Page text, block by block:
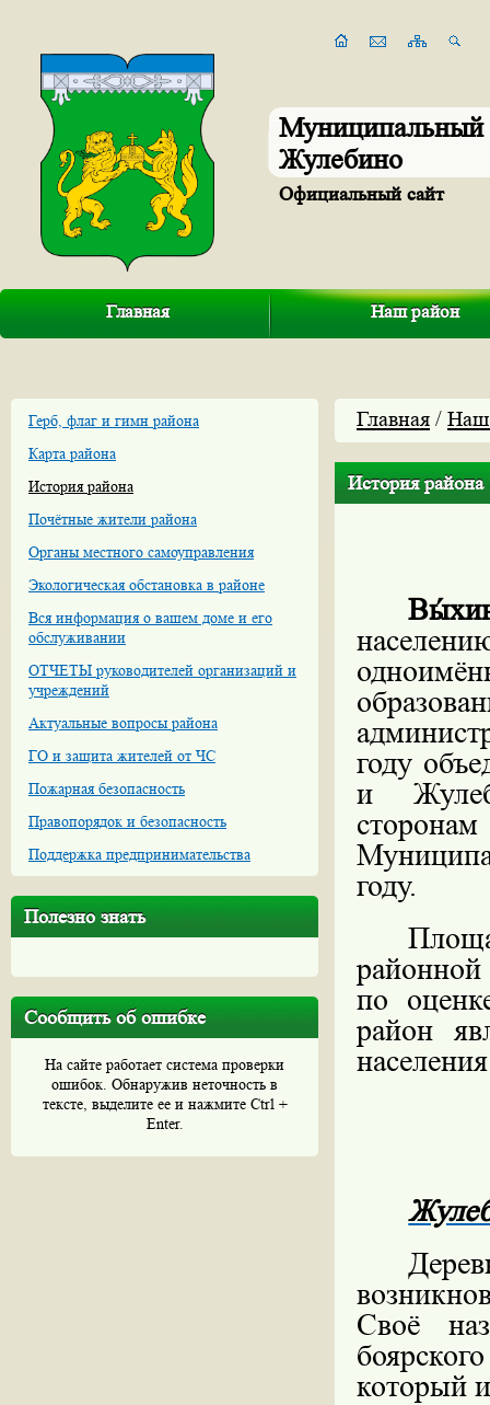
Муниципальный
Жулебино
Официальный сайт
Главная Наш район
Герб, флаг и гимн района
Карта района
История района
Почётные жители района
Органы местного самоуправления
Экологическая обстановка в районе
Вся информация о вашем доме и его
обслуживании
ОТЧЕТЫ руководителей организаций и
учреждений
Актуальные вопросы района
ГО и защита жителей от ЧС
Пожарная безопасность
Правопорядок и безопасность
Поддержка предпринимательства
Полезно знать
Сообщить об ошибке
На сайте работает система проверки
ошибок. Обнаружив неточность в
тексте, выделите ее и нажмите Ctrl +
Enter.
Главная / Наш
История района
году
и
сторонам
году.
по
район
Своё
который